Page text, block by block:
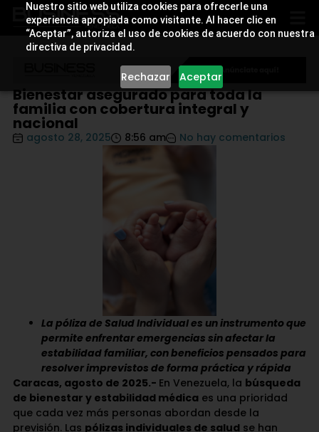
Nuestro sitio web utiliza cookies para ofrecerle una
experiencia apropiada como visitante. Al hacer clic en
“Aceptar”, autoriza el uso de cookies de acuerdo con nuestra
directiva de privacidad.
Rechazar Aceptar
Bienestar asegurado para toda la
familia con cobertura integral y
nacional
agosto 28, 2025 8:56 am No hay comentarios
La póliza de Salud Individual es un instrumento que
permite enfrentar emergencias sin afectar la
estabilidad familiar, con beneficios pensados para
resolver imprevistos de forma práctica y rápida
Caracas, agosto de 2025.- En Venezuela, la búsqueda
de bienestar y estabilidad médica es una prioridad
que cada vez más personas abordan desde la
previsión. Las pólizas individuales de salud se han